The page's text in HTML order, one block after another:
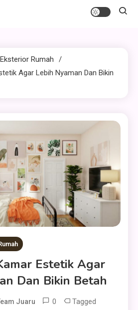
Rumah
Agar Lebih Nyaman Dan Bikin
Estetik Agar
Dan Bikin Betah
Juaru 0 Tagged